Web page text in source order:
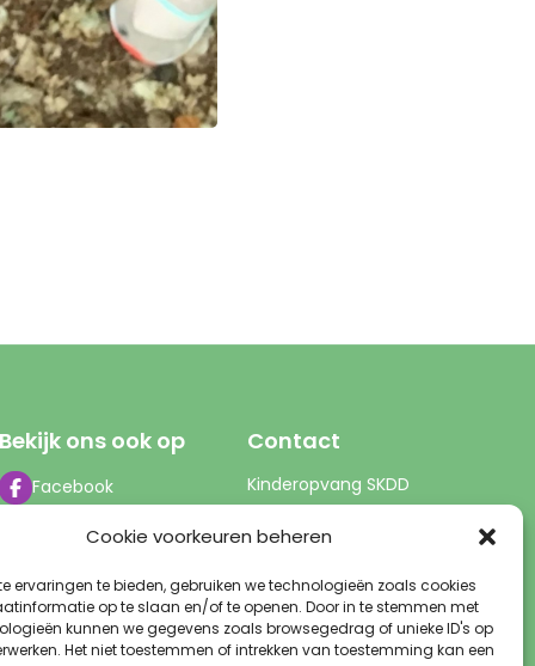
Cookie voorkeuren beheren
ervaringen te bieden, gebruiken we technologieën zoals cookies
op te slaan en/of te openen. Door in te stemmen met
kunnen we gegevens zoals browsegedrag of unieke ID's op
Het niet toestemmen of intrekken van toestemming kan een
Bekijk ons ook op
Facebook
Instagram
LinkedIn
Contact
Kinderopvang SKDD
Servicekantoor
Perzikengaard 25
info@skdd.nl
0343 - 51 60 00
(tussen 9-13 uur)